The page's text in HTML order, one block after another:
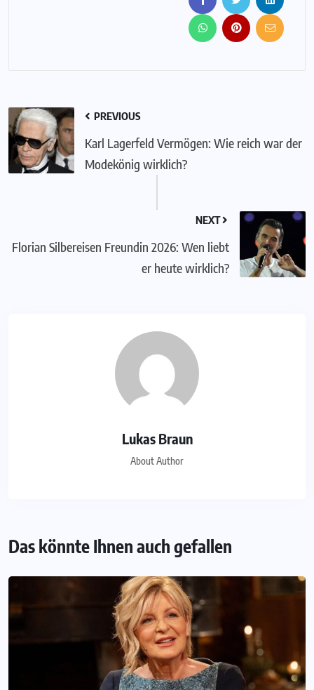
PREVIOUS
Karl Lagerfeld Vermögen: Wie reich war der
Modekönig wirklich?
NEXT
Florian Silbereisen Freundin 2026: Wen liebt
er heute wirklich?
Lukas Braun
About Author
Das könnte Ihnen auch gefallen